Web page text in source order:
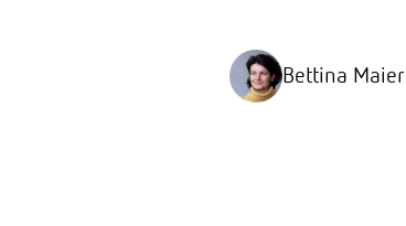
Bettina Maier